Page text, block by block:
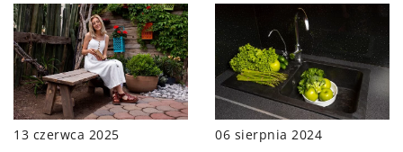
13 czerwca 2025 06 sierpnia 2024